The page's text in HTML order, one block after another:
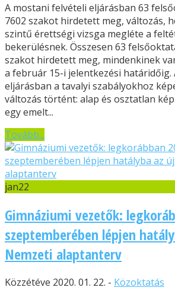
A mostani felvételi eljárásban 63
7602 szakot hirdetett meg, változás,
szintű érettségi vizsga megléte a
bekerülésnek. Összesen 63
szakot hirdetett meg, mindenkinek
a február 15-i jelentkezési határidőig.
eljárásban a tavalyi szabályokhoz
változás történt: alap és osztatlan
egy emelt...
Tovább...
jan22
Gimnáziumi vezetők:
szeptemberében lépjen
Nemzeti alaptanterv
Közzétéve 2020. 01. 22. - Közoktatás